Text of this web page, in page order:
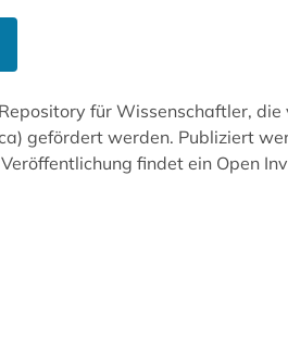
für Wissenschaftler,
gefördert werden. Publiziert
findet ein Open